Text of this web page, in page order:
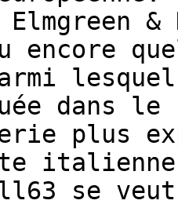
Elmgreen
encore
dans le
plus
italienne
se